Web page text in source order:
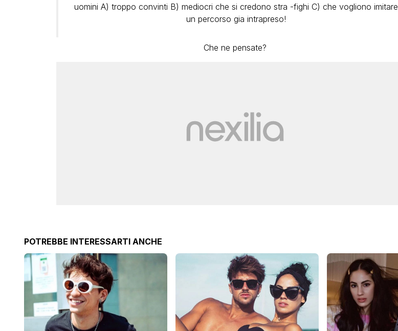
uomini A) troppo convinti B) mediocri che si credono stra -fighi C) che vogliono imitare
un percorso gia intrapreso!
Che ne pensate?
POTREBBE INTERESSARTI ANCHE